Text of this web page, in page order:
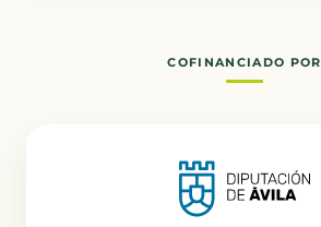
COFINANCIADO POR